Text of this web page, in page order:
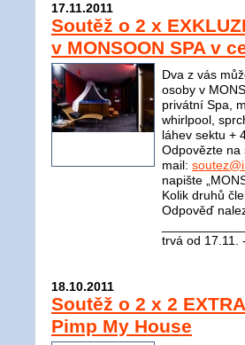
17.11.2011
Soutěž o 2 x
v MONSOON SPA v
Dva z vás
osoby v
privátní Spa,
whirlpool,
láhev sektu +
Odpovězte na
mail:
napište
Kolik druhů
Odpověď
trvá od 17.11.
18.10.2011
Soutěž o 2 x 2
Pimp My House